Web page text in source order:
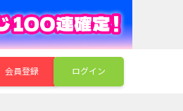
会員登録 ログイン